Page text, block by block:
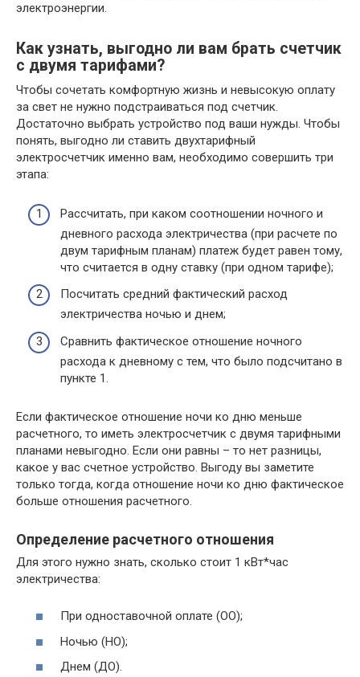
электроэнергии.
Как узнать, выгодно ли вам брать счетчик
с двумя тарифами?
Чтобы сочетать комфортную жизнь и невысокую оплату
за свет не нужно подстраиваться под счетчик.
Достаточно выбрать устройство под ваши нужды. Чтобы
понять, выгодно ли ставить двухтарифный
электросчетчик именно вам, необходимо совершить три
этапа:
Рассчитать, при каком соотношении ночного и
дневного расхода электричества (при расчете по
двум тарифным планам) платеж будет равен тому,
что считается в одну ставку (при одном тарифе);
Посчитать средний фактический расход
электричества ночью и днем;
Сравнить фактическое отношение ночного
расхода к дневному с тем, что было подсчитано в
пункте 1.
Если фактическое отношение ночи ко дню меньше
расчетного, то иметь электросчетчик с двумя тарифными
планами невыгодно. Если они равны – то нет разницы,
какое у вас счетное устройство. Выгоду вы заметите
только тогда, когда отношение ночи ко дню фактическое
больше отношения расчетного.
Определение расчетного отношения
Для этого нужно знать, сколько стоит 1 кВт*час
электричества:
При одноставочной оплате (ОО);
Ночью (НО);
Днем (ДО).